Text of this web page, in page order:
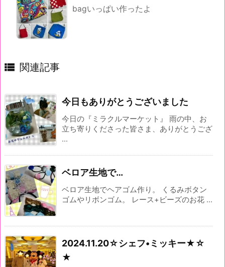
bagいっぱい作ったよ
 関連記事
今日もありがとうございました
今日の『ミラクルマーケット』 雨の中、お
立ち寄りくださった皆さま、ありがとうござ
...
ベロア生地で…
ベロア生地でヘアゴム作り。 くるみボタン
ゴムやリボンゴム。 レース+ビーズのお花 ...
2024.11.20☆シェフ•ミッキー★☆
★